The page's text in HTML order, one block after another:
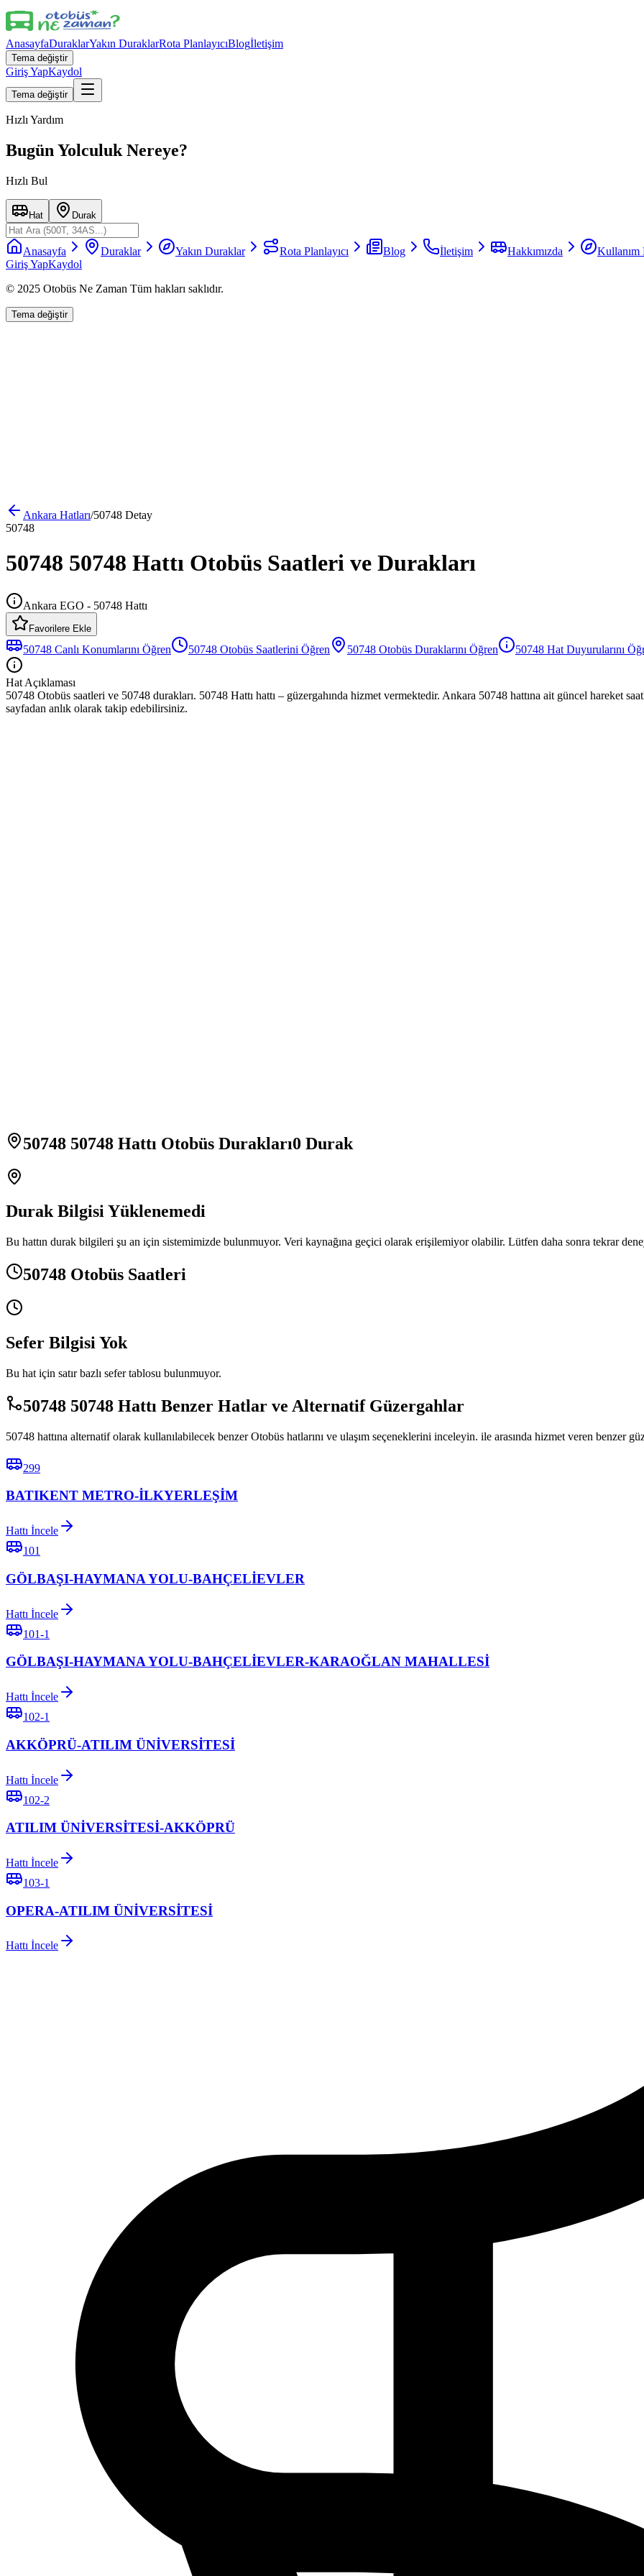
AnasayfaDuraklarYakın DuraklarRota PlanlayıcıBlogİletişim
Tema değiştir
Giriş YapKaydol
Tema değiştir
Hızlı Yardım
Bugün Yolculuk Nereye?
Hızlı Bul
Hat Durak
Anasayfa Duraklar Yakın Duraklar Rota Planlayıcı Blog İletişim Hakkımızda
Kullanım
Giriş YapKaydol
© 2025 Otobüs Ne Zaman Tüm hakları saklıdır.
Tema değiştir
Ankara Hatları/50748 Detay
50748
50748 50748 Hattı Otobüs Saatleri ve Durakları
Ankara EGO - 50748 Hattı
Favorilere Ekle
50748 Canlı Konumlarını Öğren 50748 Otobüs Saatlerini Öğren 50748 Otobüs Duraklarını Öğren 50748 Hat Duyurularını
Hat Açıklaması
50748 Otobüs saatleri ve 50748 durakları. 50748 Hattı hattı – güzergahında hizmet vermektedir. Ankara 50748 hattına ait güncel hareket
sayfadan anlık olarak takip edebilirsiniz.
50748 50748 Hattı Otobüs Durakları0 Durak
Durak Bilgisi Yüklenemedi
Bu hattın durak bilgileri şu an için sistemimizde bulunmuyor. Veri kaynağına geçici olarak erişilemiyor olabilir. Lütfen daha sonra tekrar
50748 Otobüs Saatleri
Sefer Bilgisi Yok
Bu hat için satır bazlı sefer tablosu bulunmuyor.
50748 50748 Hattı Benzer Hatlar ve Alternatif Güzergahlar
50748 hattına alternatif olarak kullanılabilecek benzer Otobüs hatlarını ve ulaşım seçeneklerini inceleyin. ile arasında hizmet veren benzer
299
BATIKENT METRO-İLKYERLEŞİM
Hattı İncele
101
GÖLBAŞI-HAYMANA YOLU-BAHÇELİEVLER
Hattı İncele
101-1
GÖLBAŞI-HAYMANA YOLU-BAHÇELİEVLER-KARAOĞLAN MAHALLESİ
Hattı İncele
102-1
AKKÖPRÜ-ATILIM ÜNİVERSİTESİ
Hattı İncele
102-2
ATILIM ÜNİVERSİTESİ-AKKÖPRÜ
Hattı İncele
103-1
OPERA-ATILIM ÜNİVERSİTESİ
Hattı İncele